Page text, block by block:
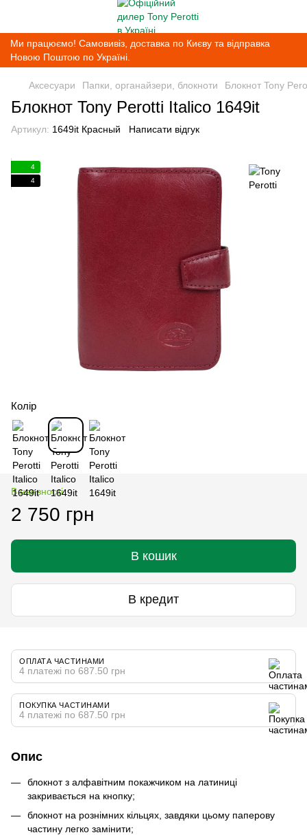
Ми працюємо! Самовивіз, доставка по Києву та відправка
Новою Поштою по Україні.
Аксесуари Папки, органайзери, блокноти Блокнот Tony
Блокнот Tony Perotti Italico 1649it
Артикул: 1649it Красный Написати відгук
4
4
Колір
В наявності
2 750 грн
В кошик
В кредит
ОПЛАТА ЧАСТИНАМИ
4 платежі по 687.50 грн
ПОКУПКА ЧАСТИНАМИ
4 платежі по 687.50 грн
Опис
блокнот з алфавітним покажчиком на латиниці
закривається на кнопку;
блокнот на рознімних кільцях, завдяки цьому паперову
частину легко замінити;